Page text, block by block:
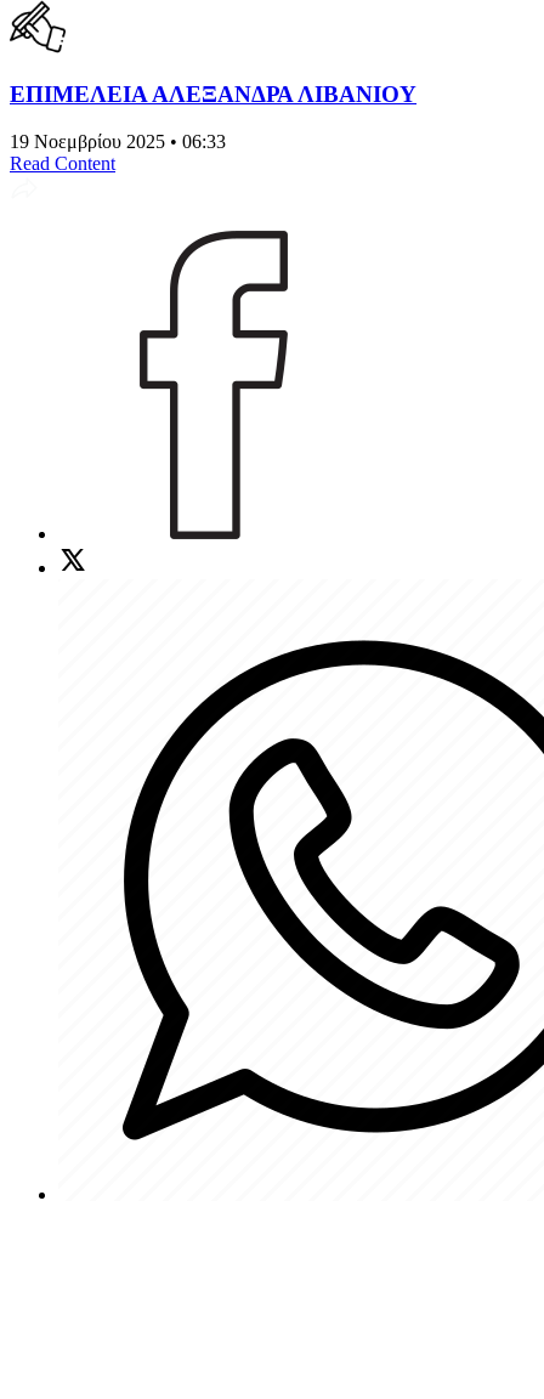
ΕΠΙΜΕΛΕΙΑ ΑΛΕΞΑΝΔΡΑ ΛΙΒΑΝΙΟΥ
19 Νοεμβρίου 2025 • 06:33
Read Content